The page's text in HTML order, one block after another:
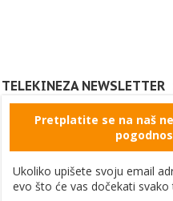
TELEKINEZA NEWSLETTER
Pretplatite se na naš
Ukoliko upišete svoju email
evo što će vas dočekati